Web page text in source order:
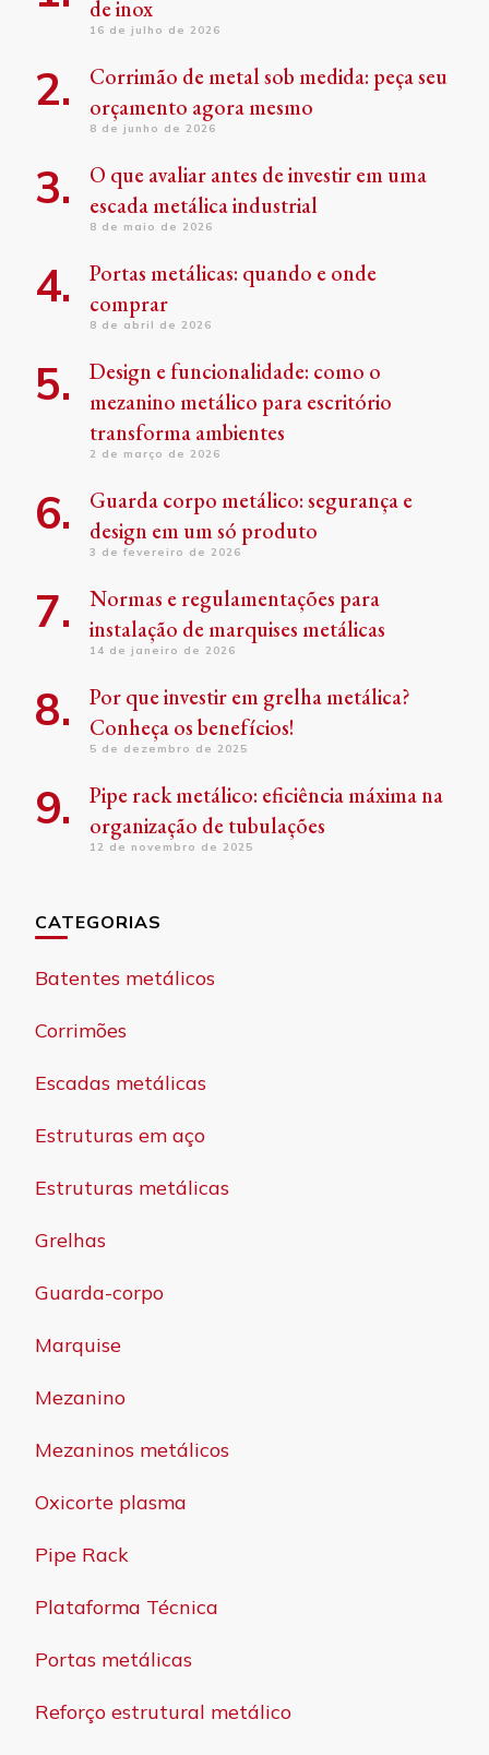
de inox
16 de julho de 2026
Corrimão de metal sob medida: peça seu
orçamento agora mesmo
8 de junho de 2026
O que avaliar antes de investir em uma
escada metálica industrial
8 de maio de 2026
Portas metálicas: quando e onde
comprar
8 de abril de 2026
Design e funcionalidade: como o
mezanino metálico para escritório
transforma ambientes
2 de março de 2026
Guarda corpo metálico: segurança e
design em um só produto
3 de fevereiro de 2026
Normas e regulamentações para
instalação de marquises metálicas
14 de janeiro de 2026
Por que investir em grelha metálica?
Conheça os benefícios!
5 de dezembro de 2025
Pipe rack metálico: eficiência máxima na
organização de tubulações
12 de novembro de 2025
CATEGORIAS
Batentes metálicos
Corrimões
Escadas metálicas
Estruturas em aço
Estruturas metálicas
Grelhas
Guarda-corpo
Marquise
Mezanino
Mezaninos metálicos
Oxicorte plasma
Pipe Rack
Plataforma Técnica
Portas metálicas
Reforço estrutural metálico